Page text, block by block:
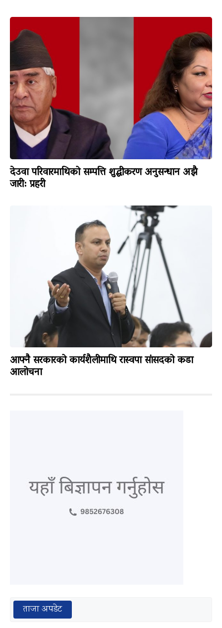
देउवा परिवारमाथिको सम्पत्ति शुद्धीकरण अनुसन्धान अझै
जारी: प्रहरी
आफ्नै सरकारको कार्यशैलीमाथि रास्वपा सांसदको कडा
आलोचना
ताजा अपडेट